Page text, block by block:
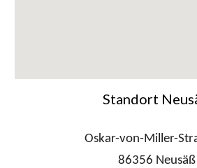
Standort
Oskar-von-Miller-
86356 Neusäß